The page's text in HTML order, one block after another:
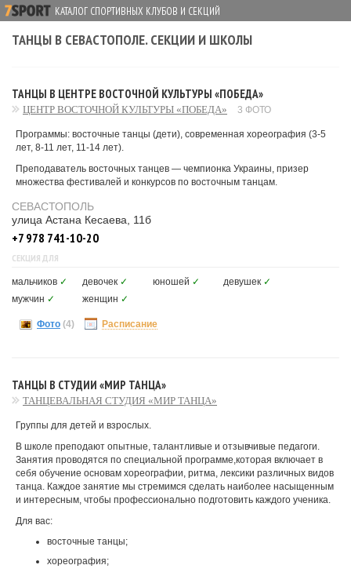
КАТАЛОГ СПОРТИВНЫХ КЛУБОВ И СЕКЦИЙ
ТАНЦЫ В СЕВАСТОПОЛЕ. СЕКЦИИ И ШКОЛЫ
ТАНЦЫ В ЦЕНТРЕ ВОСТОЧНОЙ КУЛЬТУРЫ «ПОБЕДА»
ЦЕНТР ВОСТОЧНОЙ КУЛЬТУРЫ «ПОБЕДА» 3 ФОТО
Программы: восточные танцы (дети), современная хореография (3-5
лет, 8-11 лет, 11-14 лет).
Преподаватель восточных танцев — чемпионка Украины, призер
множества фестивалей и конкурсов по восточным танцам.
СЕВАСТОПОЛЬ
улица Астана Кесаева, 11б
+7 978 741-10-20
СЕКЦИЯ ДЛЯ
мальчиков ✓ девочек ✓ юношей ✓ девушек ✓
мужчин ✓ женщин ✓
Фото (4) Расписание
ТАНЦЫ В СТУДИИ «МИР ТАНЦА»
ТАНЦЕВАЛЬНАЯ СТУДИЯ «МИР ТАНЦА»
Группы для детей и взрослых.
В школе преподают опытные, талантливые и отзывчивые педагоги.
Занятия проводятся по специальной программе,которая включает в
себя обучение основам хореографии, ритма, лексики различных видов
танца. Каждое занятие мы стремимся сделать наиболее насыщенным
и интересным, чтобы профессионально подготовить каждого ученика.
Для вас:
восточные танцы;
хореография;